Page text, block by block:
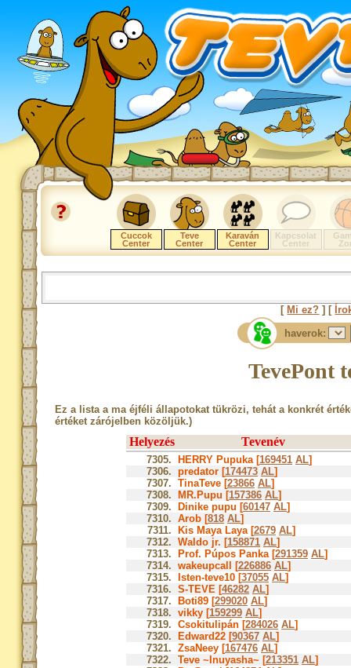
Cuccok
Center
Teve
Center
Karaván
Center
Kapcsolat
Center
[ Mi ez? ] [
haverok:
TevePont
Ez a lista a ma éjféli állapotokat tükrözi, tehát a konkrét
értéket zárójelben közöljük.)
Helyezés Tevenév
7305. HERRY Pupuka [169451 AL]
7306. predator [174473 AL]
7307. TinaTeve [23866 AL]
7308.
MR.Pupu [157386 AL]
7309.
Dinike pupu [60147 AL]
7310. Arob [818 AL]
7311.
Kis Maya Laya [2679 AL]
7312. Waldo jr. [158871 AL]
7313.
Prof. Púpos Panka [291359 AL]
7314. wakeupcall [226886 AL]
7315.
Isten-teve10 [37055 AL]
7316. S-TEVE [46282 AL]
7317.
Boti89 [299020 AL]
7318. vikky [159299 AL]
7319. Csokitulipán [284026 AL]
7320.
Edward22 [90367 AL]
7321. ZsaNeey [167476 AL]
7322. Teve ~Inuyasha~ [213351 AL]